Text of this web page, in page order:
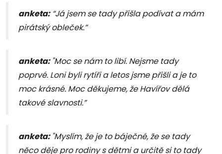
anketa:“Já jsem se tady přišla podívat a mám
pirátský obleček.”
anketa: "Moc se nám to libí. Nejsme tady
poprvé. Loni byli rytíři a letos jsme přišli a je to
moc krásné. Moc děkujeme, že Havířov dělá
takové slavnosti.”
anketa: "Myslím, že je to báječné, že se tady
něco děje pro rodiny s dětmi a určitě si to tady